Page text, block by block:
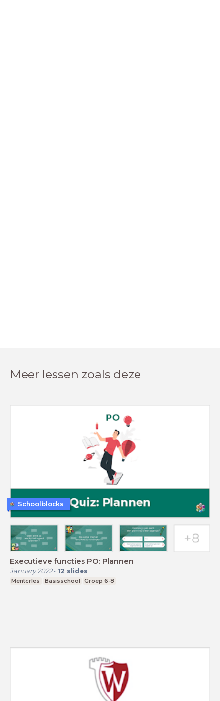
Meer lessen zoals deze
Executieve functies PO: Plannen
January 2022- 12 slides
Mentorles Basisschool Groep 6-8
Schoolblocks